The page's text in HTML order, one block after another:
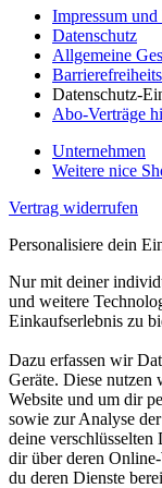
Impressum
Datenschutz
Allgemeine
Datenschutz-
Abo-Verträge
Unternehmen
Weitere nice
Vertrag widerrufen
Personalisiere dein
Nur mit deiner
und weitere
Einkaufserlebnis zu
Dazu erfassen wir
Geräte. Diese nutzen
Website und um dir
sowie zur Analyse
deine
dir über deren
du deren Dienste